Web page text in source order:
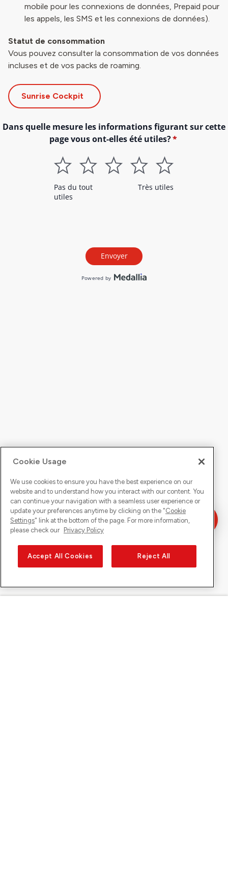
mobile pour les connexions de données, Prepaid pour
les appels, les SMS et les connexions de données).
Statut de consommation
Vous pouvez consulter la consommation de vos données
incluses et de vos packs de roaming.
Sunrise Cockpit
Cookie Usage
We use cookies to ensure you have the best experience on our
website and to understand how you interact with our content. You
can continue your navigation with a seamless user experience or
update your preferences anytime by clicking on the "Cookie
Settings" link at the bottom of the page. For more information,
please check our Privacy Policy
Accept All Cookies Reject All